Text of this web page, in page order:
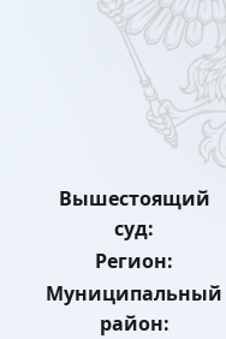
Вышестоящий
суд:
Регион:
Муниципальный
район: